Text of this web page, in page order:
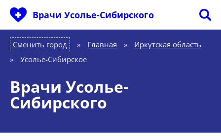
Врачи Усолье-Сибирского
Сменить город Главная »
Иркутская область
»
Усолье-Сибирское
Врачи Усолье-
Сибирского